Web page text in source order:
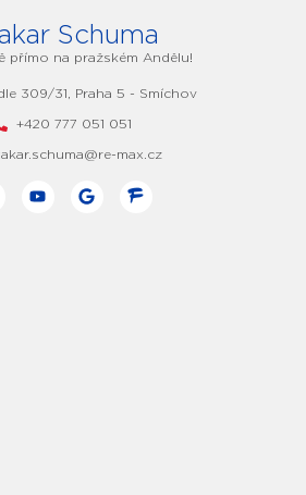
Schuma
přímo na pražském Andělu!
309/31, Praha 5 - Smíchov
+420 777 051 051
max.cz